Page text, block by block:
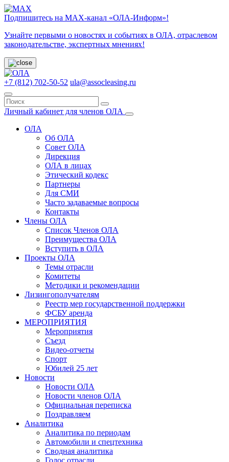
Подпишитесь на МАХ-канал «ОЛА-Информ»!
Узнайте первыми о новостях и событиях в ОЛА, отраслевом
законодательстве, экспертных мнениях!
+7 (812) 702-50-52 ula@assocleasing.ru
Личный кабинет для членов ОЛА
ОЛА
Об ОЛА
Совет ОЛА
Дирекция
ОЛА в лицах
Этический кодекс
Партнеры
Для СМИ
Часто задаваемые вопросы
Контакты
Члены ОЛА
Список Членов ОЛА
Преимущества ОЛА
Вступить в ОЛА
Проекты ОЛА
Темы отрасли
Комитеты
Методики и рекомендации
Лизингополучателям
Реестр мер государственной поддержки
ФСБУ аренда
МЕРОПРИЯТИЯ
Мероприятия
Съезд
Видео-отчеты
Спорт
Юбилей 25 лет
Новости
Новости ОЛА
Новости членов ОЛА
Официальная переписка
Поздравляем
Аналитика
Аналитика по периодам
Автомобили и спецтехника
Сводная аналитика
Голос отрасли